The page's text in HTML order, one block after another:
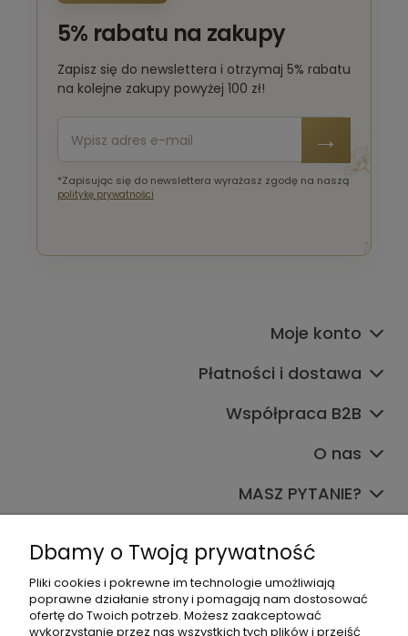
5% rabatu na zakupy
Zapisz się do newslettera i otrzymaj 5% rabatu
na kolejne zakupy powyżej 100 zł!
*Zapisując się do newslettera wyrażasz zgodę na naszą
politykę prywatności
Moje konto
Płatności i dostawa
Współpraca B2B
O nas
MASZ PYTANIE?
Dbamy o Twoją prywatność
Pliki cookies i pokrewne im technologie umożliwiają
poprawne działanie strony i pomagają nam dostosować
ofertę do Twoich potrzeb. Możesz zaakceptować
wykorzystanie przez nas wszystkich tych plików i przejść